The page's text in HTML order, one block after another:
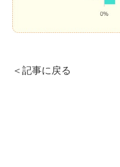
＜記事に戻る